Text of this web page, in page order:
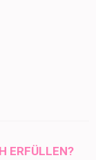
ERFÜLLEN?